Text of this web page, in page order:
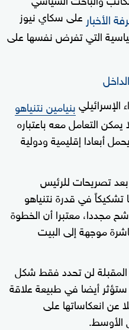
الأخبار على سكاي نيوز
التي تفرض نفسها على
بنيامين نتنياهو
التعامل معه باعتباره
أبعادا إقليمية ودولية
بعد تصريحات للرئيس
تشكيكاً في قدرة نتنياهو
مجددا، معتبرا أن الخطوة
موجهة إلى البيت
لن تحدد فقط شكل
ستؤثر أيضا في طبيعة علاقة
عن انعكاساتها على
الأوسط.